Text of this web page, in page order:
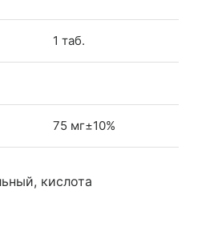
1 таб.
75 мг±10%
кислота